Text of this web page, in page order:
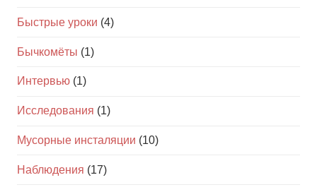
Быстрые уроки (4)
Бычкомёты (1)
Интервью (1)
Исследования (1)
Мусорные инсталяции (10)
Наблюдения (17)